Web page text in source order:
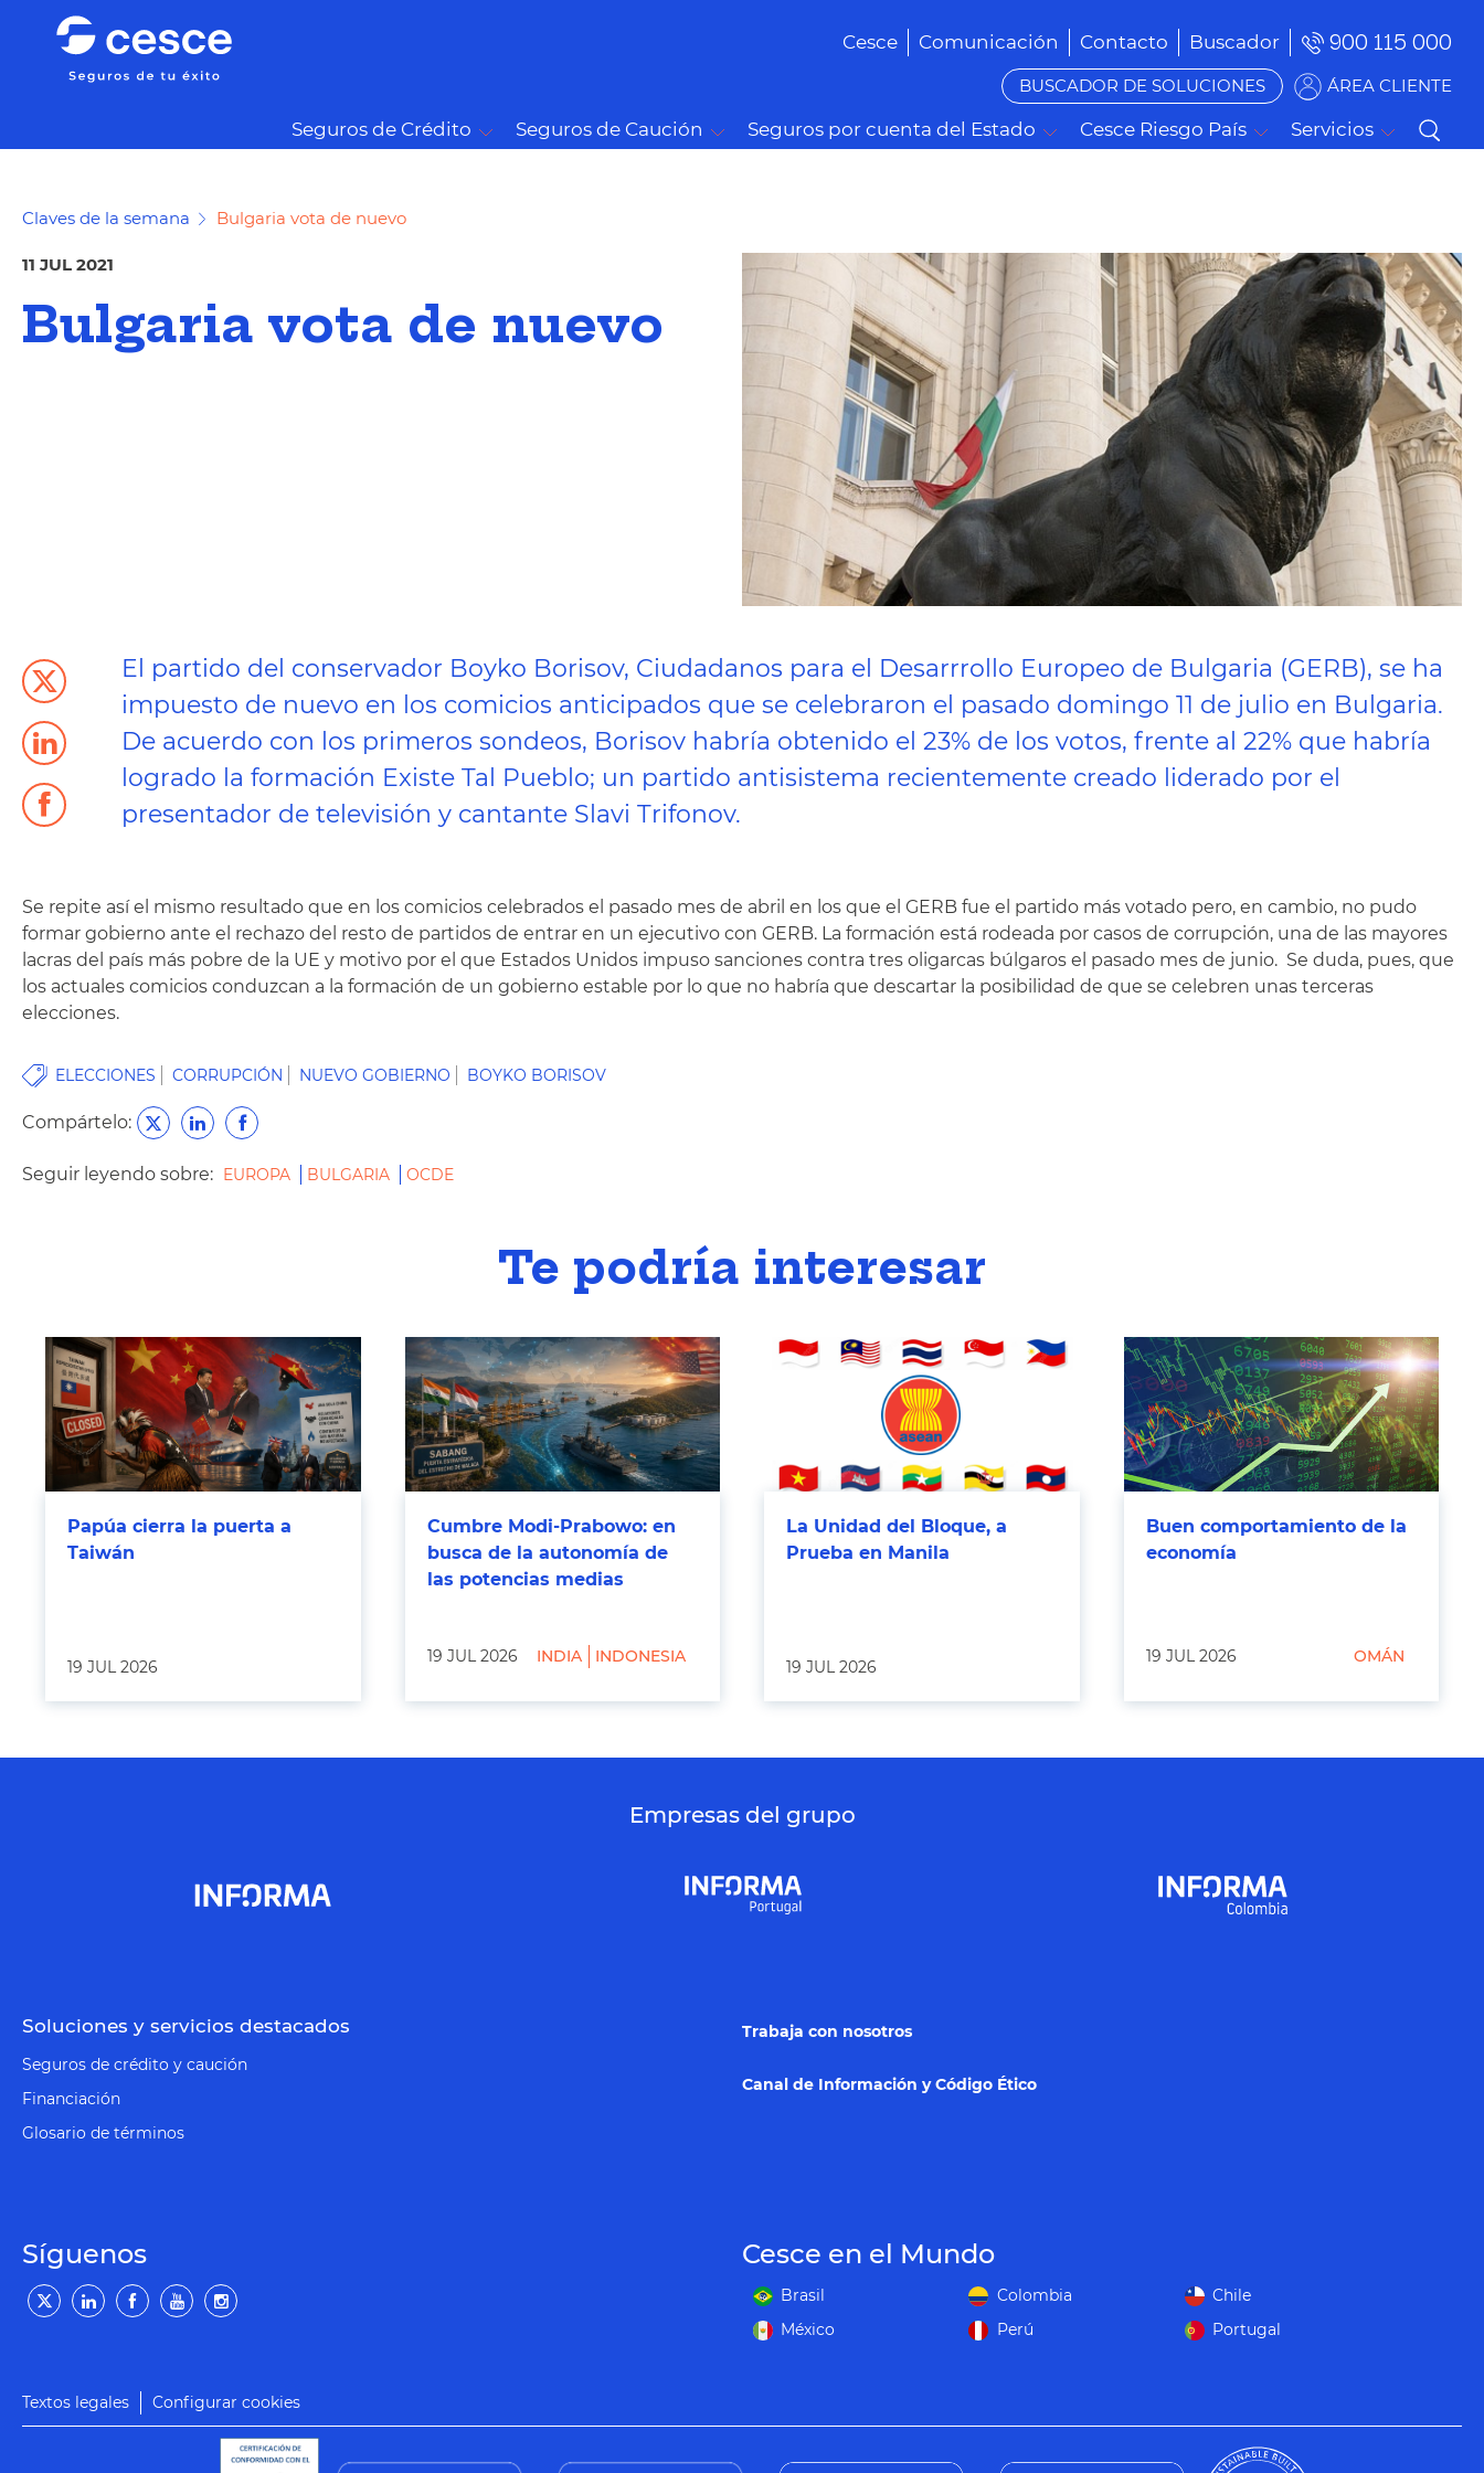
Cesce Comunicación Contacto Buscador 900 115 000
BUSCADOR DE SOLUCIONES ÁREA CLIENTE
Seguros de Crédito Seguros de Caución Seguros por cuenta del Estado Cesce Riesgo País Servicios
Claves de la semana Bulgaria vota de nuevo
11 JUL 2021
Bulgaria vota de nuevo
El partido del conservador Boyko Borisov, Ciudadanos para el Desarrrollo Europeo de Bulgaria (GERB), se ha
impuesto de nuevo en los comicios anticipados que se celebraron el pasado domingo 11 de julio en Bulgaria.
De acuerdo con los primeros sondeos, Borisov habría obtenido el 23% de los votos, frente al 22% que habría
logrado la formación Existe Tal Pueblo; un partido antisistema recientemente creado liderado por el
presentador de televisión y cantante Slavi Trifonov.
Se repite así el mismo resultado que en los comicios celebrados el pasado mes de abril en los que el GERB fue el partido más votado pero, en cambio, no pudo
formar gobierno ante el rechazo del resto de partidos de entrar en un ejecutivo con GERB. La formación está rodeada por casos de corrupción, una de las mayores
lacras del país más pobre de la UE y motivo por el que Estados Unidos impuso sanciones contra tres oligarcas búlgaros el pasado mes de junio. Se duda, pues, que
los actuales comicios conduzcan a la formación de un gobierno estable por lo que no habría que descartar la posibilidad de que se celebren unas terceras
elecciones.
ELECCIONES CORRUPCIÓN NUEVO GOBIERNO BOYKO BORISOV
Compártelo:
Seguir leyendo sobre: EUROPA BULGARIA OCDE
Te podría interesar
Papúa cierra la puerta a
Taiwán
19 JUL 2026
Cumbre Modi-Prabowo: en
busca de la autonomía de
las potencias medias
19 JUL 2026 INDIA INDONESIA
La Unidad del Bloque, a
Prueba en Manila
19 JUL 2026
Buen comportamiento de la
economía
19 JUL 2026 OMÁN
Empresas del grupo
Soluciones y servicios destacados
Seguros de crédito y caución
Financiación
Glosario de términos
Trabaja con nosotros
Canal de Información y Código Ético
Síguenos Cesce en el Mundo
Brasil Colombia
Chile
México
Perú Portugal
Textos legales Configurar cookies